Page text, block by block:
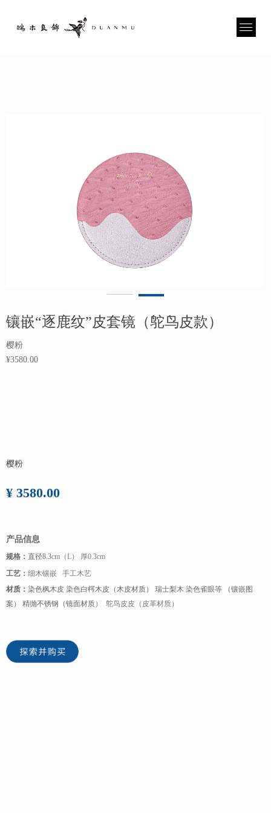
镶嵌“逐鹿纹”皮套镜（鸵鸟皮款）
樱粉
¥3580.00
樱粉
¥ 3580.00
产品信息
规格： 直径8.3cm（L） 厚0.3cm
工艺： 细木镶嵌 手工木艺
材质： 染色枫木皮 染色白梣木皮（木皮材质） 瑞士梨木 染色雀眼等 （镶嵌图
案） 精抛不锈钢（镜面材质）
鸵鸟皮皮（皮革材质）